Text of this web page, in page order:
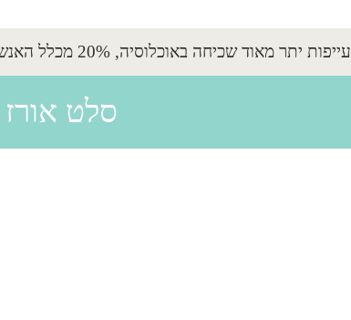
עייפות יתר מאוד שכיחה באוכלוסיה, 20% מכלל האנשים מעידים על עייפות כלומר 1 ל-5 מהאנשים...
סלט